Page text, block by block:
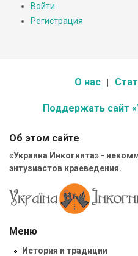
Войти
Регистрация
О нас
Поддержать сайт
Об этом сайте
«Украина Инкогнита» -
энтузиастов краеведения.
Меню
История и традиции